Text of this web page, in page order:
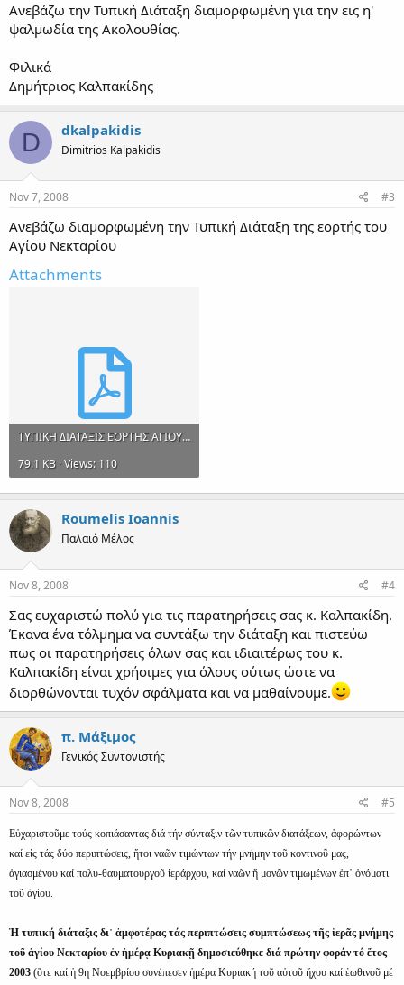
Ανεβάζω την Τυπική Διάταξη διαμορφωμένη για την εις η'
ψαλμωδία της Ακολουθίας.
Φιλικά
Δημήτριος Καλπακίδης
D dkalpakidis
Dimitrios Kalpakidis
Nov 7, 2008 #3
Ανεβάζω διαμορφωμένη την Τυπική Διάταξη της εορτής του
Αγίου Νεκταρίου
Attachments
ΤΥΠΙΚΗ ΔΙΑΤΑΞΙΣ ΕΟΡΤΗΣ ΑΓΙΟΥ ΝΕΚΤΑΡΙΟΥ.pdf
79.1 KB · Views: 110
Roumelis Ioannis
Παλαιό Μέλος
Nov 8, 2008 #4
Σας ευχαριστώ πολύ για τις παρατηρήσεις σας κ. Καλπακίδη.
Έκανα ένα τόλμημα να συντάξω την διάταξη και πιστεύω
πως οι παρατηρήσεις όλων σας και ιδιαιτέρως του κ.
Καλπακίδη είναι χρήσιμες για όλους ούτως ώστε να
διορθώνονται τυχόν σφάλματα και να μαθαίνουμε.
π. Μάξιμος
Γενικός Συντονιστής
Nov 8, 2008 #5
Εὐχαριστοῦμε τούς κοπιάσαντας διά τήν σύνταξιν τῶν τυπικῶν διατάξεων, ἀφορώντων
καί εἰς τάς δύο περιπτώσεις, ἤτοι ναῶν τιμώντων τήν μνήμην τοῦ κοντινοῦ μας,
ἁγιασμένου καί πολυ-θαυματουργοῦ ἱεράρχου, καί ναῶν ἤ μονῶν τιμωμένων ἐπ᾿ ὀνόματι
τοῦ ἀγίου.
Ἡ τυπική διάταξις δι᾿ ἀμφοτέρας τάς περιπτώσεις συμπτώσεως τῆς ἱερᾶς μνήμης
τοῦ ἀγίου Νεκταρίου ἐν ἡμέρᾳ Κυριακῇ δημοσιεύθηκε διά πρώτην φοράν τό ἔτος
2003 (ὅτε καί ἡ 9η Νοεμβρίου συνέπεσεν ἡμέρα Κυριακή τοῦ αὐτοῦ ἤχου καί ἑωθινοῦ μέ